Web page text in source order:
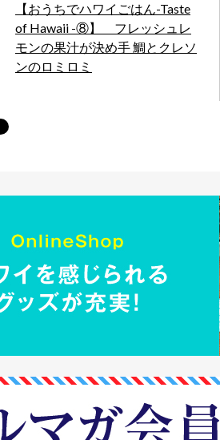
【おうちでハワイごはん-Taste
of Hawaii -⑧】 フレッシュレ
モンの果汁が決め手 鯛とクレソ
ンのロミロミ